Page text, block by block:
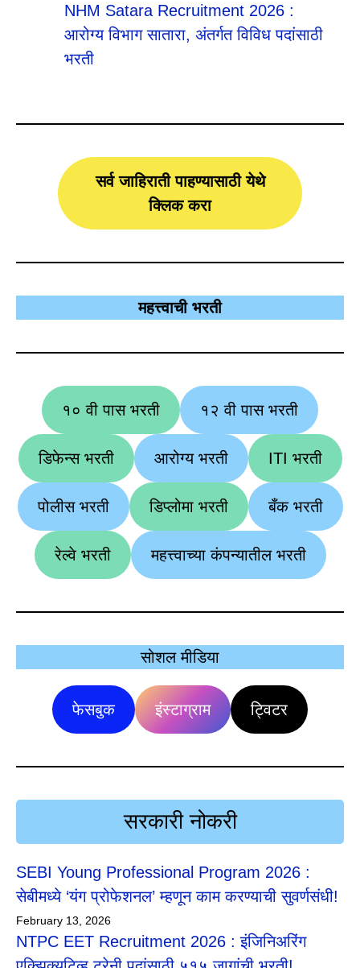
NHM Satara Recruitment 2026 :
आरोग्य विभाग सातारा, अंतर्गत विविध पदांसाठी
भरती
सर्व जाहिराती पाहण्यासाठी येथे
क्लिक करा
महत्त्वाची भरती
१० वी पास भरती १२ वी पास भरती
डिफेन्स भरती आरोग्य भरती ITI भरती
पोलीस भरती डिप्लोमा भरती बँक भरती
रेल्वे भरती महत्त्वाच्या कंपन्यातील भरती
सोशल मीडिया
फेसबुक इंस्टाग्राम ट्विटर
सरकारी नोकरी
SEBI Young Professional Program 2026 :
सेबीमध्ये ‘यंग प्रोफेशनल’ म्हणून काम करण्याची सुवर्णसंधी!
February 13, 2026
NTPC EET Recruitment 2026 : इंजिनिअरिंग